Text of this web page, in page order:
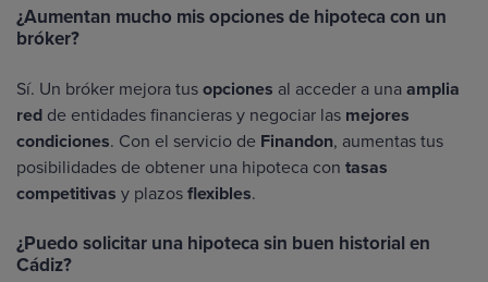
¿Aumentan mucho mis opciones de hipoteca con un
bróker?
Sí. Un bróker mejora tusopciones al acceder a unaamplia
red de entidades financieras y negociar las mejores
condiciones. Con el servicio de Finandon, aumentas tus
posibilidades de obtener una hipoteca con tasas
competitivas y plazosflexibles.
¿Puedo solicitar una hipoteca sin buen historial en
Cádiz?